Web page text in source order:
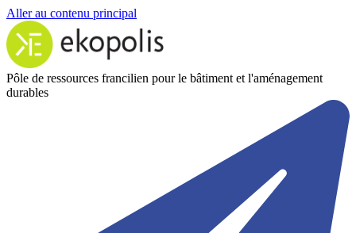
Aller au contenu principal
Pôle de ressources francilien pour le bâtiment et l'aménagement
durables